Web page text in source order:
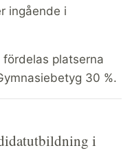
ingående i
platserna
30 %.
i